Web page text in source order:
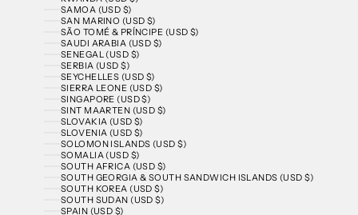
SAMOA (USD $)
SAN MARINO (USD $)
SÃO TOMÉ & PRÍNCIPE (USD $)
SAUDI ARABIA (USD $)
SENEGAL (USD $)
SERBIA (USD $)
SEYCHELLES (USD $)
SIERRA LEONE (USD $)
SINGAPORE (USD $)
SINT MAARTEN (USD $)
SLOVAKIA (USD $)
SLOVENIA (USD $)
SOLOMON ISLANDS (USD $)
SOMALIA (USD $)
SOUTH AFRICA (USD $)
SOUTH GEORGIA & SOUTH SANDWICH ISLANDS (USD $)
SOUTH KOREA (USD $)
SOUTH SUDAN (USD $)
SPAIN (USD $)